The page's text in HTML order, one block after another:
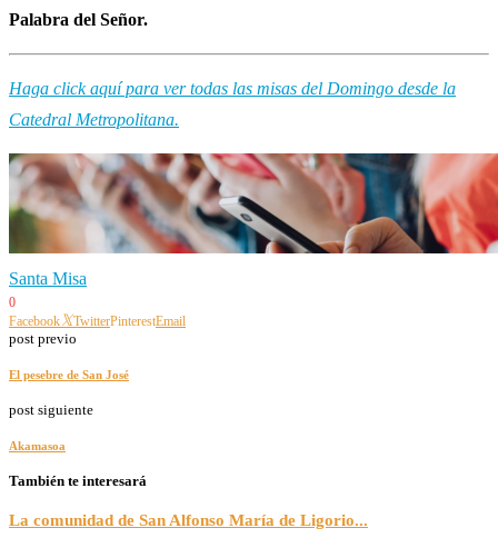
Palabra del Señor.
Haga click aquí para ver todas las misas del Domingo desde la
Catedral Metropolitana.
Santa Misa
0
Facebook
TwitterPinterestEmail
post previo
El pesebre de San José
post siguiente
Akamasoa
También te interesará
La comunidad de San Alfonso María de Ligorio...